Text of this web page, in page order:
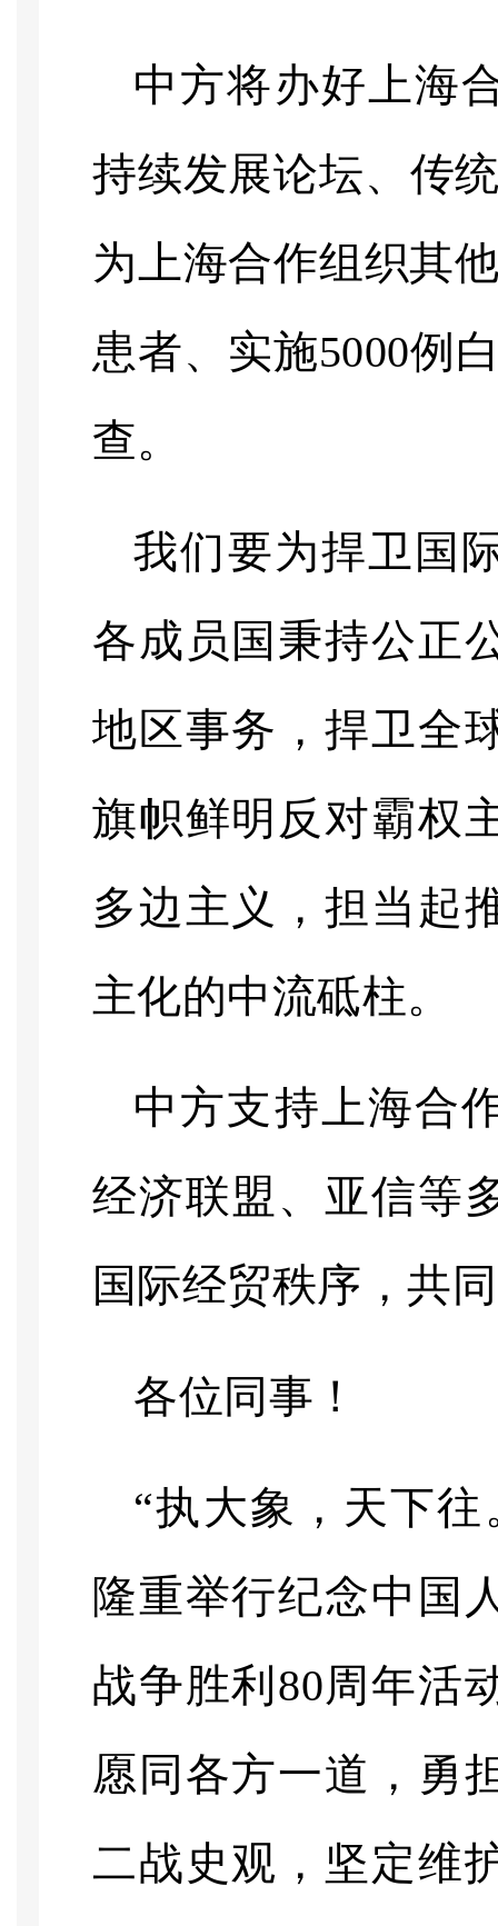
中方将办好上海
持续发展论坛、传
为上海合作组织其
患者、实施5000例
查。
我们要为捍卫国
各成员国秉持公正
地区事务，捍卫全
旗帜鲜明反对霸权
多边主义，担当起
主化的中流砥柱。
中方支持上海合
经济联盟、亚信等
国际经贸秩序，共
各位同事！
“执大象，天下
隆重举行纪念中国
战争胜利80周年活
愿同各方一道，勇
二战史观，坚定维